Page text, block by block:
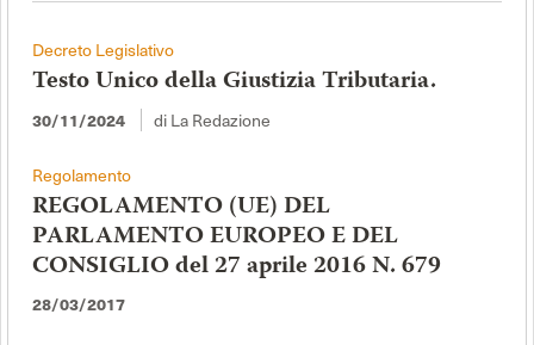
Decreto Legislativo
Testo Unico della Giustizia Tributaria.
30/11/2024 di La Redazione
Regolamento
REGOLAMENTO (UE) DEL
PARLAMENTO EUROPEO E DEL
CONSIGLIO del 27 aprile 2016 N. 679
28/03/2017